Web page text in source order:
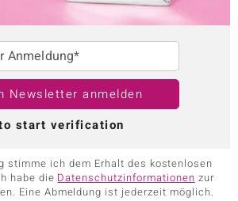
Anmeldung*
Newsletter anmelden
start verification
stimme ich dem Erhalt des kostenlosen
habe die Datenschutzinformationen zur
Eine Abmeldung ist jederzeit möglich.